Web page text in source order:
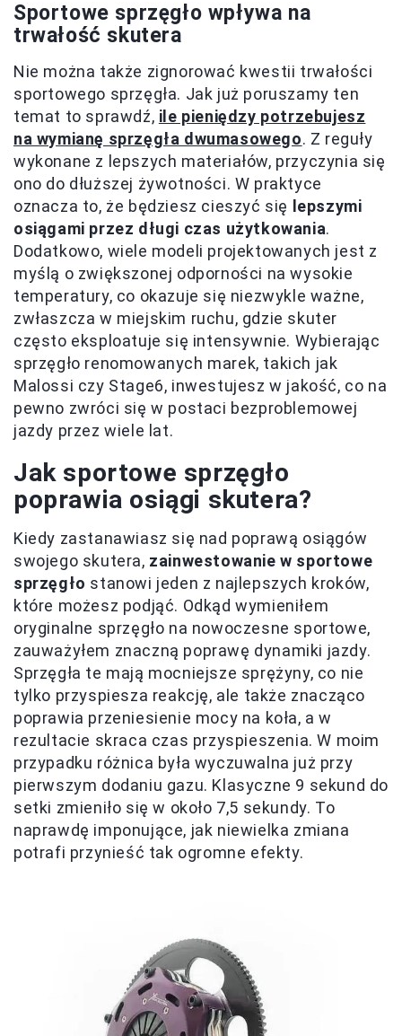
Sportowe sprzęgło wpływa na
trwałość skutera
Nie można także zignorować kwestii trwałości
sportowego sprzęgła. Jak już poruszamy ten
temat to sprawdź, ile pieniędzy potrzebujesz
na wymianę sprzęgła dwumasowego. Z reguły
wykonane z lepszych materiałów, przyczynia się
ono do dłuższej żywotności. W praktyce
oznacza to, że będziesz cieszyć się
lepszymi
osiągami przez długi czas użytkowania.
Dodatkowo, wiele modeli projektowanych jest z
myślą o zwiększonej odporności na wysokie
temperatury, co okazuje się niezwykle ważne,
zwłaszcza w miejskim ruchu, gdzie skuter
często eksploatuje się intensywnie. Wybierając
sprzęgło renomowanych marek, takich jak
Malossi czy Stage6, inwestujesz w jakość, co na
pewno zwróci się w postaci bezproblemowej
jazdy przez wiele lat.
Jak sportowe sprzęgło
poprawia osiągi skutera?
Kiedy zastanawiasz się nad poprawą osiągów
swojego skutera, zainwestowanie w sportowe
sprzęgło stanowi jeden z najlepszych kroków,
które możesz podjąć. Odkąd wymieniłem
oryginalne sprzęgło na nowoczesne sportowe,
zauważyłem znaczną poprawę dynamiki jazdy.
Sprzęgła te mają mocniejsze sprężyny, co nie
tylko przyspiesza reakcję, ale także znacząco
poprawia przeniesienie mocy na koła, a w
rezultacie skraca czas przyspieszenia. W moim
przypadku różnica była wyczuwalna już przy
pierwszym dodaniu gazu. Klasyczne 9 sekund do
setki zmieniło się w około 7,5 sekundy. To
naprawdę imponujące, jak niewielka zmiana
potrafi przynieść tak ogromne efekty.